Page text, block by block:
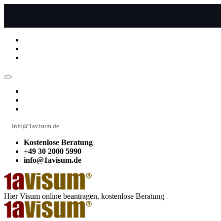
info@1avisum.de
Kostenlose Beratung
+49 30 2000 5990
info@1avisum.de
Hier Visum online beantragen, kostenlose Beratung